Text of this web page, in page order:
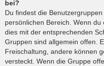
bei?
Du findest die
persönlichen Bereich. Wenn
dies mit der entsprechenden
Gruppen sind allgemein offen.
Freischaltung, andere können
versteckt. Wenn die Gruppe